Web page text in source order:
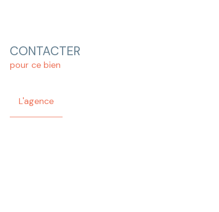
CONTACTER
pour ce bien
L'agence